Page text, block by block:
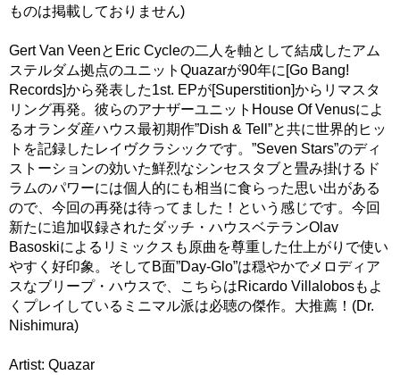
ものは掲載しておりません)
Gert Van VeenとEric Cycleの二人を軸として結成したアム
ステルダム拠点のユニットQuazarが90年に[Go Bang!
Records]から発表した1st. EPが[Superstition]からリマスタ
リング再発。彼らのアナザーユニットHouse Of Venusによ
るオランダ産ハウス最初期作”Dish & Tell”と共に世界的ヒッ
トを記録したレイヴクラシックです。”Seven Stars”のディ
ストーションの効いた鮮烈なシンセスタブと畳み掛けるド
ラムのパワーには個人的にも相当に食らった思い出がある
ので、今回の再発は待ってました！という感じです。今回
新たに追加収録されたダッチ・ハウスベテランOlav
Basoskiによるリミックスも原曲を尊重した仕上がりで使い
やすく好印象。そしてB面”Day-Glo”は穏やかでメロディア
スなブリープ・ハウスで、こちらはRicardo Villalobosもよ
くプレイしているミニマル派は必聴の傑作。大推薦！(Dr.
Nishimura)
Artist: Quazar